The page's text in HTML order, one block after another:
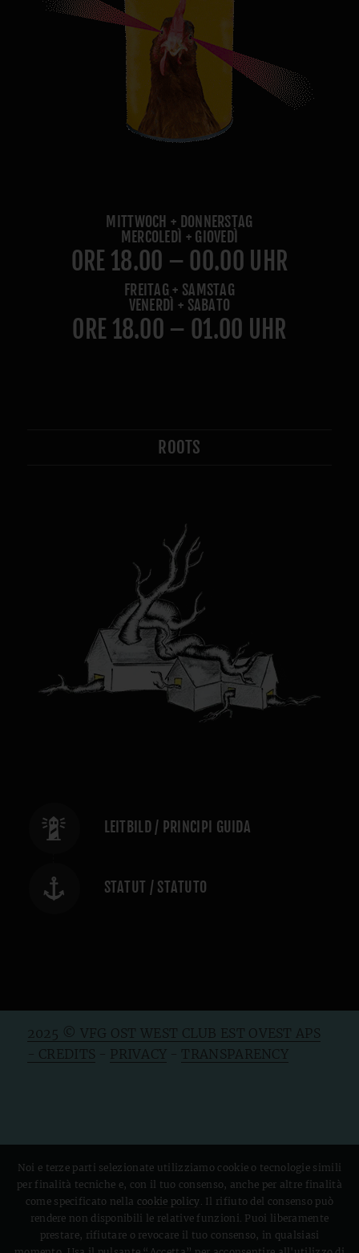
MITTWOCH + DONNERSTAG
MERCOLEDÌ + GIOVEDÌ
ORE 18.00 – 00.00 UHR
FREITAG + SAMSTAG
VENERDÌ + SABATO
ORE 18.00 – 01.00 UHR
ROOTS
LEITBILD / PRINCIPI GUIDA
STATUT / STATUTO
2025 © VFG OST WEST CLUB EST OVEST APS
- CREDITS
PRIVACY TRANSPARENCY
Noi e terze parti selezionate utilizziamo cookie o tecnologie simili
per finalità tecniche e, con il tuo consenso, anche per altre finalità
come specificato nella cookie policy. Il rifiuto del consenso può
rendere non disponibili le relative funzioni. Puoi liberamente
prestare, rifiutare o revocare il tuo consenso, in qualsiasi